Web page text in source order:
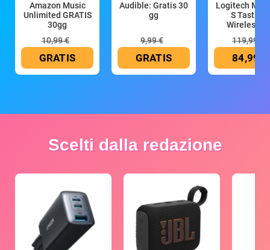
Amazon Music
Unlimited GRATIS
30gg
10,99 €
GRATIS
Audible: Gratis 30
gg
9,99 €
GRATIS
Logitech MX
S Tastiera
Wireless
119,99 €
84,99 €
Scelti dalla redazione